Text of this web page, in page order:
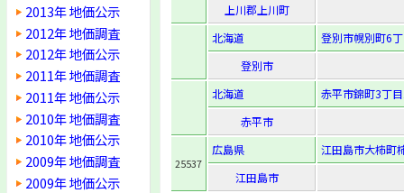
2013年 地価公示
2012年 地価調査
2012年 地価公示
2011年 地価調査
2011年 地価公示
2010年 地価調査
2010年 地価公示
2009年 地価調査
2009年 地価公示
上川郡上川町
北海道
登別市幌別町6
登別市
北海道
赤平市錦町3丁
赤平市
25537
広島県
江田島市大柿町
江田島市